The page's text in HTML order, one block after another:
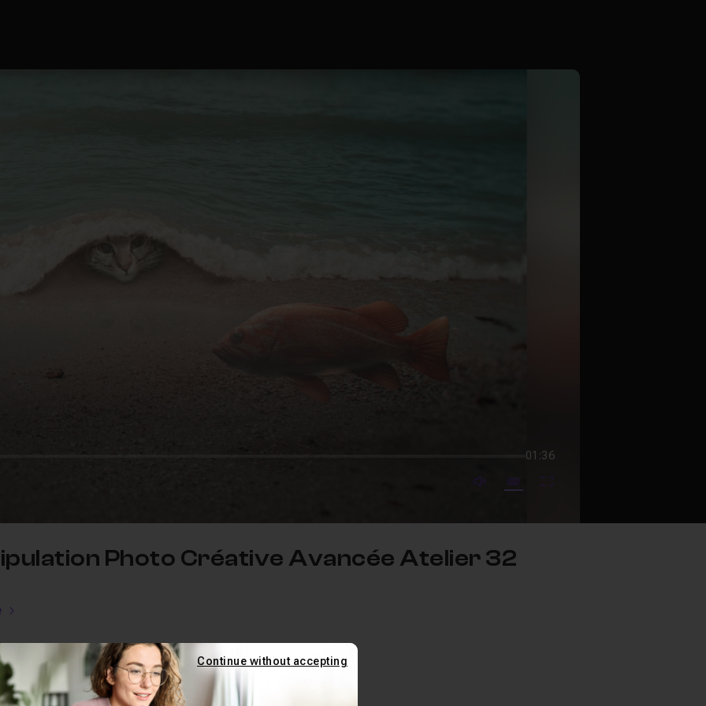
01:36
mute video
SubtitlesFullscreen
Photo Créative Avancée Atelier 32